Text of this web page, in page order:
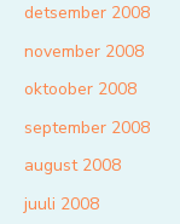
detsember 2008
november 2008
oktoober 2008
september 2008
august 2008
juuli 2008